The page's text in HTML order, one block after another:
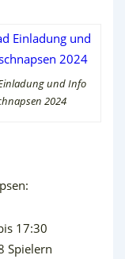
und Info
2024
17:30
Spielern